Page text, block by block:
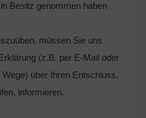
Besitz genommen haben
müssen Sie uns
(z.B. per E-Mail oder
über Ihren Entschluss,
informieren.